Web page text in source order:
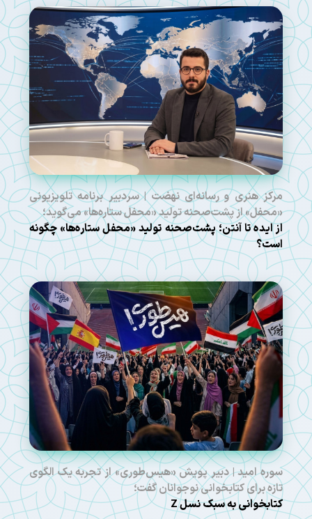
مرکز هنری و رسانه‌ای نهضت | سردبیر برنامه تلویزیونی
«محفل» از پشت‌صحنه تولید «محفل ستاره‌ها» می‌گوید؛
از ایده تا آنتن؛ پشت‌صحنه تولید «محفل ستاره‌ها» چگونه
است؟
سوره امید | دبیر پویش «هیس‌طوری» از تجربه یک الگوی
تازه برای کتابخوانی نوجوانان گفت؛
کتابخوانی به سبک نسل Z